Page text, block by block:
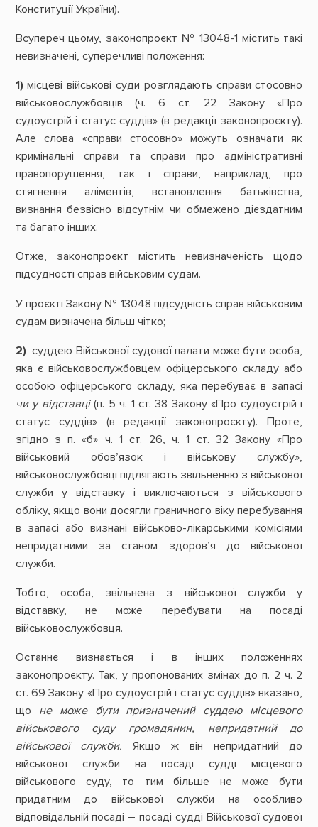
Конституції України).
Всупереч цьому, законопроєкт № 13048-1 містить такі
невизначені, суперечливі положення:
1) місцеві військові суди розглядають справи стосовно
військовослужбовців (ч. 6 ст. 22 Закону «Про
судоустрій і статус суддів» (в редакції законопроєкту).
Але слова «справи стосовно» можуть означати як
кримінальні справи та справи про адміністративні
правопорушення, так і справи, наприклад, про
стягнення аліментів, встановлення батьківства,
визнання безвісно відсутнім чи обмежено дієздатним
та багато інших.
Отже, законопроєкт містить невизначеність щодо
підсудності справ військовим судам.
У проєкті Закону № 13048 підсудність справ військовим
судам визначена більш чітко;
2) суддею Військової судової палати може бути особа,
яка є військовослужбовцем офіцерського складу або
особою офіцерського складу, яка перебуває в запасі
чи у відставці(п. 5 ч. 1 ст. 38 Закону «Про судоустрій і
статус суддів» (в редакції законопроєкту). Проте,
згідно з п. «б» ч. 1 ст. 26, ч. 1 ст. 32 Закону «Про
військовий обов’язок і військову службу»,
військовослужбовці підлягають звільненню з військової
служби у відставку і виключаються з військового
обліку, якщо вони досягли граничного віку перебування
в запасі або визнані військово-лікарськими комісіями
непридатними за станом здоров’я до військової
служби.
Тобто, особа, звільнена з військової служби у
відставку, не може перебувати на посаді
військовослужбовця.
Останнє визнається і в інших положеннях
законопроєкту. Так, у пропонованих змінах до п. 2 ч. 2
ст. 69 Закону «Про судоустрій і статус суддів» вказано,
що не може бути призначений суддею місцевого
військового суду громадянин, непридатний до
військової служби. Якщо ж він непридатний до
військової служби на посаді судді місцевого
військового суду, то тим більше не може бути
придатним до військової служби на особливо
відповідальній посаді – посаді судді Військової судової